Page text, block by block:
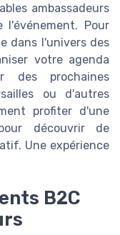
ambassadeurs
l'événement. Pour
dans l'univers des
votre agenda
des prochaines
ou d'autres
profiter d'une
découvrir de
Une expérience
B2C